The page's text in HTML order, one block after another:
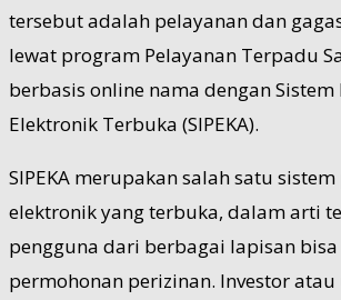
tersebut adalah pelayanan dan
lewat program Pelayanan Terpadu
berbasis online nama dengan Sistem
Elektronik Terbuka (SIPEKA).
SIPEKA merupakan salah satu
elektronik yang terbuka, dalam arti
pengguna dari berbagai lapisan
permohonan perizinan. Investor atau